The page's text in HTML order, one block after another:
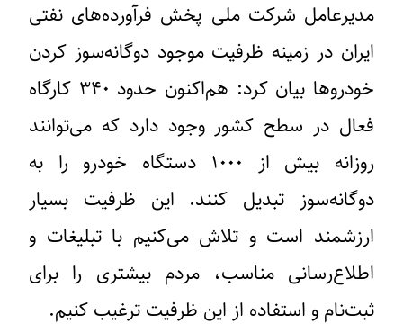
مدیرعامل شرکت ملی پخش فرآورده‌های نفتی
ایران در زمینه ظرفیت موجود دوگانه‌سوز کردن
خودروها بیان کرد: هم‌اکنون حدود ۳۴۰ کارگاه
فعال در سطح کشور وجود دارد که می‌توانند
روزانه بیش از ۱۰۰۰ دستگاه خودرو را به
دوگانه‌سوز تبدیل کنند. این ظرفیت بسیار
ارزشمند است و تلاش می‌کنیم با تبلیغات و
اطلاع‌رسانی مناسب، مردم بیشتری را برای
ثبت‌نام و استفاده از این ظرفیت ترغیب کنیم‌.